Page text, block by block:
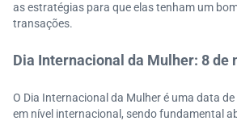
as estratégias para que elas tenham um
transações.
Dia Internacional da Mulher: 8 de
O Dia Internacional da Mulher é uma data
em nível internacional, sendo fundamental